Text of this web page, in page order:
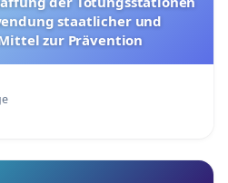
staatlicher und
zur Prävention